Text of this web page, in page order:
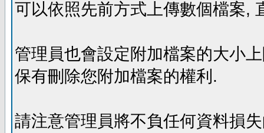
可以依照先前方式上傳數個檔案,
管理員也會設定附加檔案的大小
保有刪除您附加檔案的權利.
請注意管理員將不負任何資料損